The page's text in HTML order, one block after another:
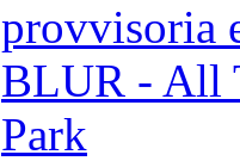
provvisoria
BLUR - All
Park